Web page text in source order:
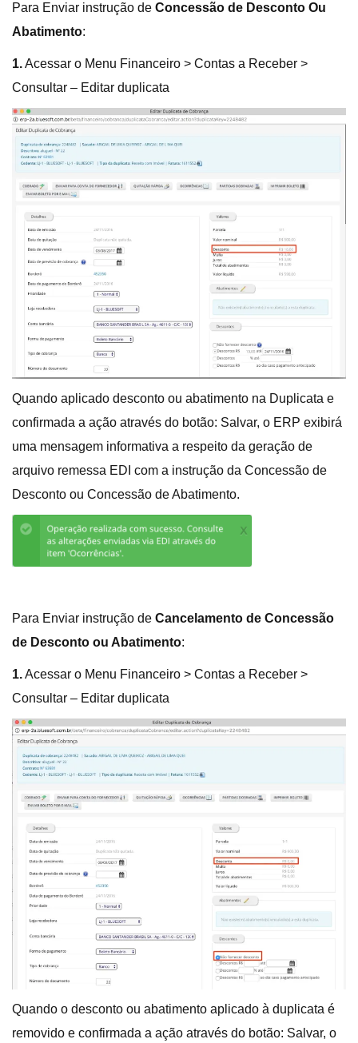
Para Enviar instrução de Concessão de Desconto Ou
Abatimento:
1.Acessar o Menu Financeiro > Contas a Receber >
Consultar – Editar duplicata
Quando aplicado desconto ou abatimento na Duplicata e
confirmada a ação através do botão: Salvar, o ERP exibirá
uma mensagem informativa a respeito da geração de
arquivo remessa EDI com a instrução da Concessão de
Desconto ou Concessão de Abatimento.
Para Enviar instrução de Cancelamento de Concessão
de Desconto ou Abatimento:
1.Acessar o Menu Financeiro > Contas a Receber >
Consultar – Editar duplicata
Quando o desconto ou abatimento aplicado à duplicata é
removido e confirmada a ação através do botão: Salvar, o